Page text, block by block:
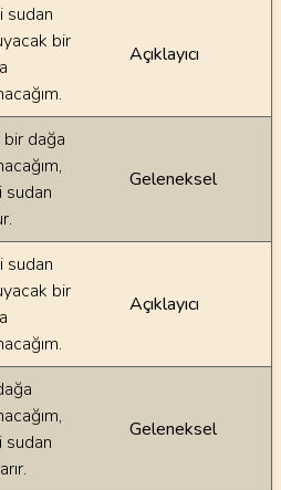
sudan
bir
Açıklayıcı
bir dağa
sudan
Geleneksel
sudan
bir
Açıklayıcı
sudan
Geleneksel